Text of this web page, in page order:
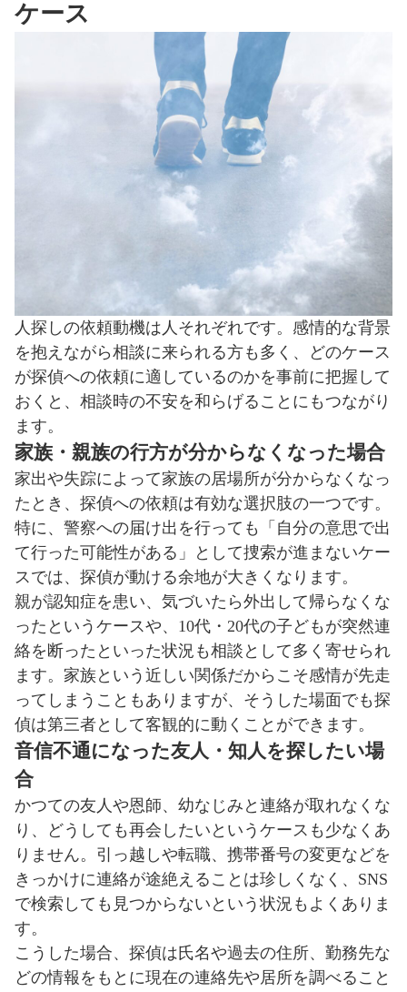
ケース
人探しの依頼動機は人それぞれです。感情的な背景
を抱えながら相談に来られる方も多く、どのケース
が探偵への依頼に適しているのかを事前に把握して
おくと、相談時の不安を和らげることにもつながり
ます。
家族・親族の行方が分からなくなった場合
家出や失踪によって家族の居場所が分からなくなっ
たとき、探偵への依頼は有効な選択肢の一つです。
特に、警察への届け出を行っても「自分の意思で出
て行った可能性がある」として捜索が進まないケー
スでは、探偵が動ける余地が大きくなります。
親が認知症を患い、気づいたら外出して帰らなくな
ったというケースや、10代・20代の子どもが突然連
絡を断ったといった状況も相談として多く寄せられ
ます。家族という近しい関係だからこそ感情が先走
ってしまうこともありますが、そうした場面でも探
偵は第三者として客観的に動くことができます。
音信不通になった友人・知人を探したい場
合
かつての友人や恩師、幼なじみと連絡が取れなくな
り、どうしても再会したいというケースも少なくあ
りません。引っ越しや転職、携帯番号の変更などを
きっかけに連絡が途絶えることは珍しくなく、SNS
で検索しても見つからないという状況もよくありま
す。
こうした場合、探偵は氏名や過去の住所、勤務先な
どの情報をもとに現在の連絡先や居所を調べること